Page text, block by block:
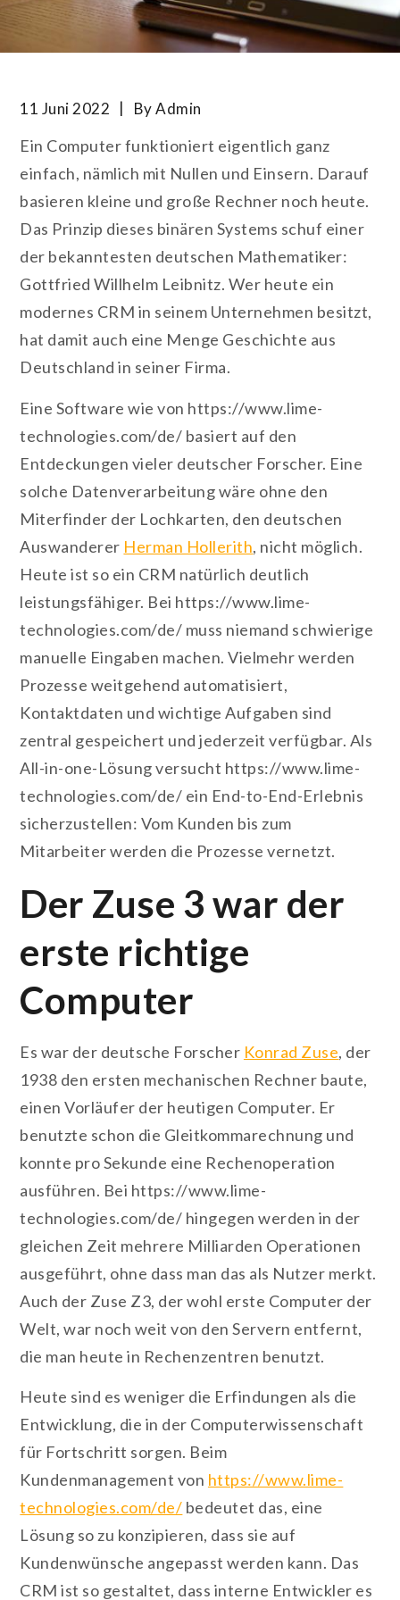
11 Juni 2022 ByAdmin
Ein Computer funktioniert eigentlich ganz
einfach, nämlich mit Nullen und Einsern. Darauf
basieren kleine und große Rechner noch heute.
Das Prinzip dieses binären Systems schuf einer
der bekanntesten deutschen Mathematiker:
Gottfried Willhelm Leibnitz. Wer heute ein
modernes CRM in seinem Unternehmen besitzt,
hat damit auch eine Menge Geschichte aus
Deutschland in seiner Firma.
Eine Software wie von https://www.lime-
technologies.com/de/ basiert auf den
Entdeckungen vieler deutscher Forscher. Eine
solche Datenverarbeitung wäre ohne den
Miterfinder der Lochkarten, den deutschen
Auswanderer Herman Hollerith, nicht möglich.
Heute ist so ein CRM natürlich deutlich
leistungsfähiger. Bei https://www.lime-
technologies.com/de/ muss niemand schwierige
manuelle Eingaben machen. Vielmehr werden
Prozesse weitgehend automatisiert,
Kontaktdaten und wichtige Aufgaben sind
zentral gespeichert und jederzeit verfügbar. Als
All-in-one-Lösung versucht https://www.lime-
technologies.com/de/ ein End-to-End-Erlebnis
sicherzustellen: Vom Kunden bis zum
Mitarbeiter werden die Prozesse vernetzt.
Der Zuse 3 war der
erste richtige
Computer
Es war der deutsche Forscher Konrad Zuse, der
1938 den ersten mechanischen Rechner baute,
einen Vorläufer der heutigen Computer. Er
benutzte schon die Gleitkommarechnung und
konnte pro Sekunde eine Rechenoperation
ausführen. Bei https://www.lime-
technologies.com/de/ hingegen werden in der
gleichen Zeit mehrere Milliarden Operationen
ausgeführt, ohne dass man das als Nutzer merkt.
Auch der Zuse Z3, der wohl erste Computer der
Welt, war noch weit von den Servern entfernt,
die man heute in Rechenzentren benutzt.
Heute sind es weniger die Erfindungen als die
Entwicklung, die in der Computerwissenschaft
für Fortschritt sorgen. Beim
Kundenmanagement von https://www.lime-
technologies.com/de/ bedeutet das, eine
Lösung so zu konzipieren, dass sie auf
Kundenwünsche angepasst werden kann. Das
CRM ist so gestaltet, dass interne Entwickler es